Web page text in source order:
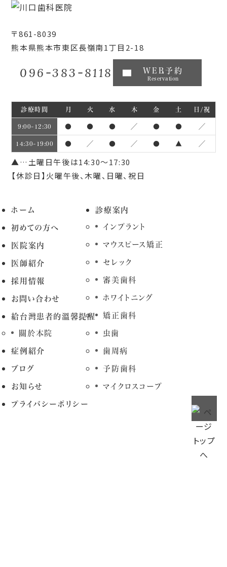
〒861-8039
熊本県熊本市東区長嶺南1丁目2-18
096-383-8118 WEB予約
Reservation
診療時間 月 火 水 木 金 土 日/祝
9:00~12:30 ● ● ● ／ ● ● ／
14:30~19:00 ● ／ ● ／ ● ▲ ／
▲…土曜日午後は14:30～17:30
【休診日】火曜午後、木曜、日曜、祝日
ホーム
初めての方へ
医院案内
医師紹介
採用情報
お問い合わせ
給台灣患者的溫馨提醒
關於本院
症例紹介
ブログ
お知らせ
プライバシーポリシー
診療案内
インプラント
マウスピース矯正
セレック
審美歯科
ホワイトニング
矯正歯科
虫歯
歯周病
予防歯科
マイクロスコープ